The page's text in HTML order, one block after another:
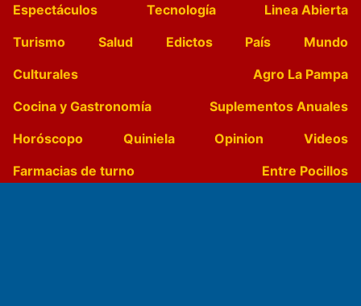
Espectáculos
Tecnología
Linea Abierta
Turismo
Salud Edictos País
Mundo
Culturales
Agro La Pampa
Cocina y Gastronomía
Suplementos Anuales
Horóscopo
Quiniela Opinion
Videos
Farmacias de turno
Entre Pocillos